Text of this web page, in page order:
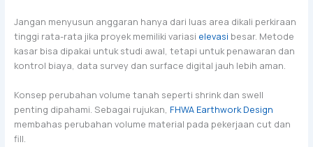
Jangan menyusun anggaran hanya dari luas area dikali perkiraan
tinggi rata-rata jika proyek memiliki variasi elevasi besar. Metode
kasar bisa dipakai untuk studi awal, tetapi untuk penawaran dan
kontrol biaya, data survey dan surface digital jauh lebih aman.
Konsep perubahan volume tanah seperti shrink dan swell
penting dipahami. Sebagai rujukan, FHWA Earthwork Design
membahas perubahan volume material pada pekerjaan cut dan
fill.